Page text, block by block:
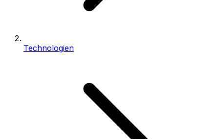
Technologien